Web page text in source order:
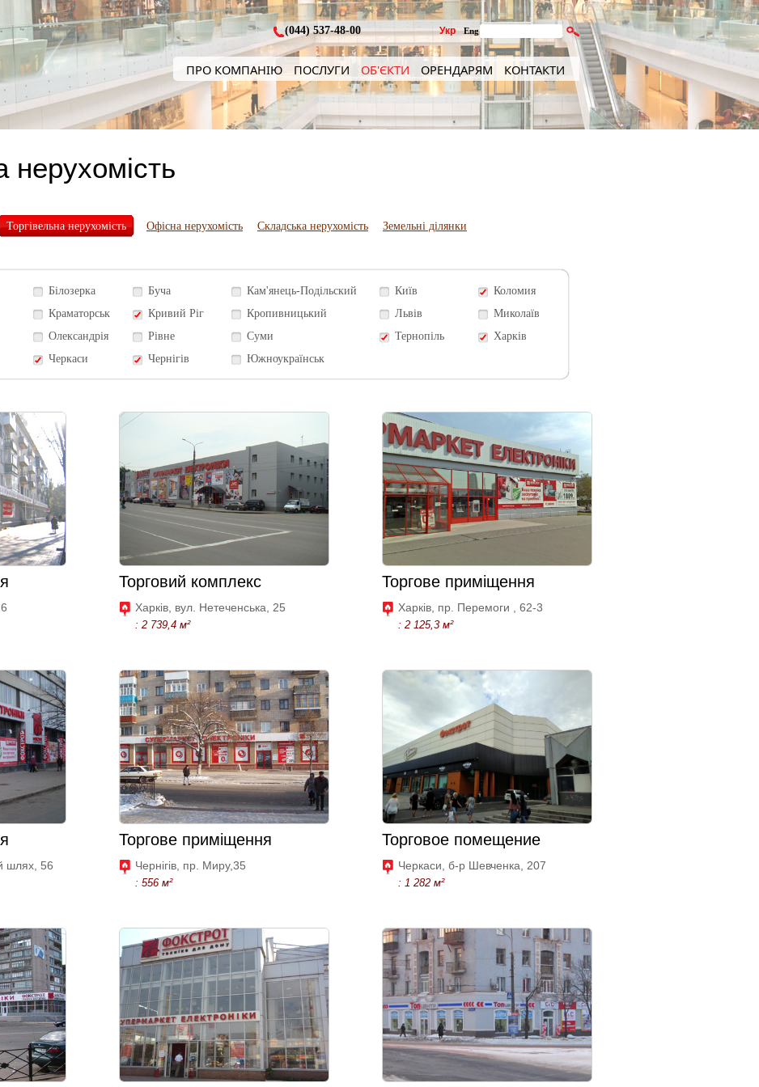
(044) 537-48-00 Укр Eng
ПРО КОМПАНІЮ ПОСЛУГИ ОБ'ЄКТИ ОРЕНДАРЯМ КОНТАКТИ
нерухомість
Торгівельна нерухомість Офісна нерухомість Складська нерухомість Земельні ділянки
Білозерка Буча Кам'янець-Подільский Київ
Коломия
Краматорськ Кривий Ріг Кропивницький Львів
Миколаїв
Олександрія Рівне Суми Тернопіль
Харків
Черкаси Чернігів Южноукраїнськ
Торговий комплекс
Харків, вул. Нетеченська, 25
: 2 739,4 м²
Торгове приміщення
Харків, пр. Перемоги , 62-3
: 2 125,3 м²
шлях, 56
Торгове приміщення
Чернігів, пр. Миру,35
: 556 м²
Торговое помещение
Черкаси, б-р Шевченка, 207
: 1 282 м²